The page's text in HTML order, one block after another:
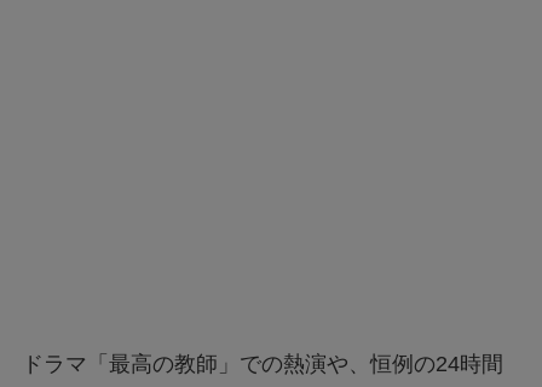
ドラマ「最高の教師」での熱演や、恒例の24時間